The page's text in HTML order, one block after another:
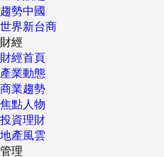
趨勢中國
世界新台商
財經
財經首頁
產業動態
商業趨勢
焦點人物
投資理財
地產風雲
管理